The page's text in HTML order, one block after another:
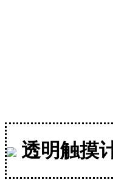
透明触摸